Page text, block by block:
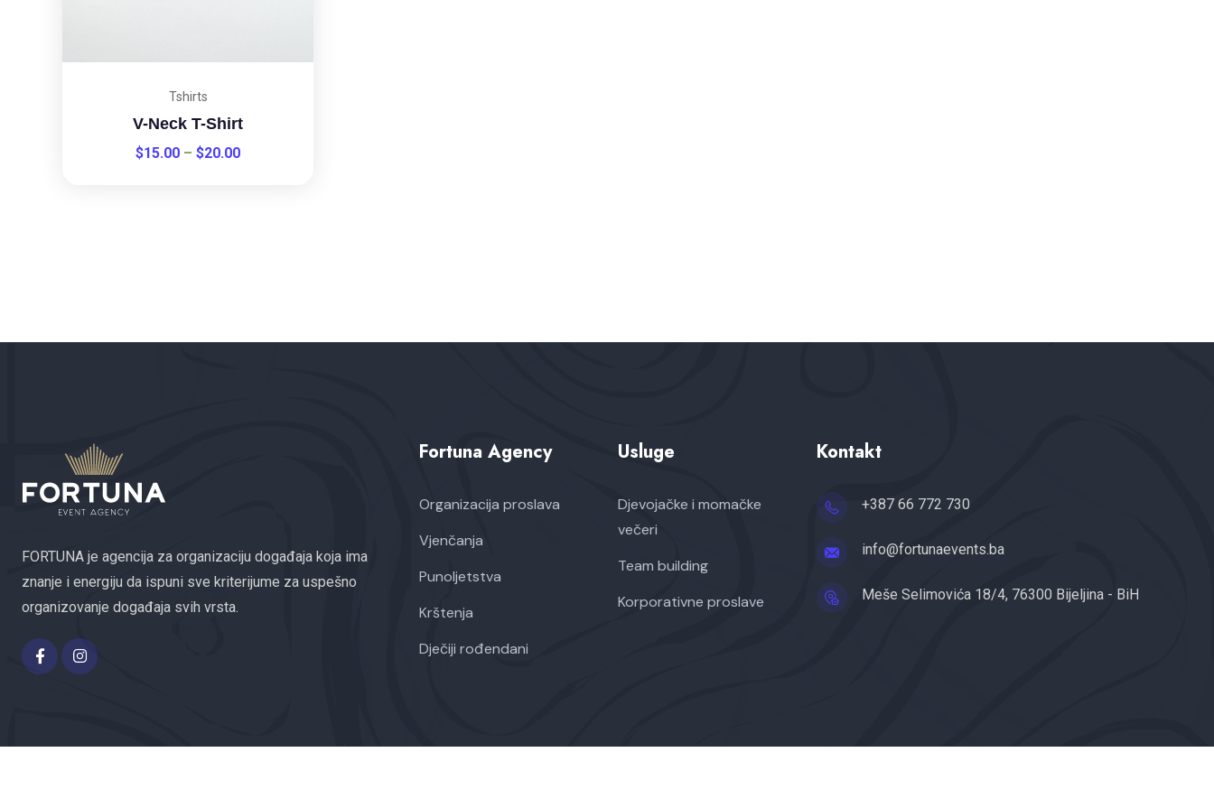
Tshirts
V-Neck T-Shirt
$15.00 – $20.00
FORTUNA je agencija za organizaciju događaja koja ima
znanje i energiju da ispuni sve kriterijume za uspešno
organizovanje događaja svih vrsta.
Fortuna Agency
Organizacija proslava
Vjenčanja
Punoljetstva
Krštenja
Dječiji rođendani
Usluge
Djevojačke i momačke
večeri
Team building
Korporativne proslave
Kontakt
+387 66 772 730
info@fortunaevents.ba
Meše Selimovića 18/4, 76300 Bijeljina - BiH